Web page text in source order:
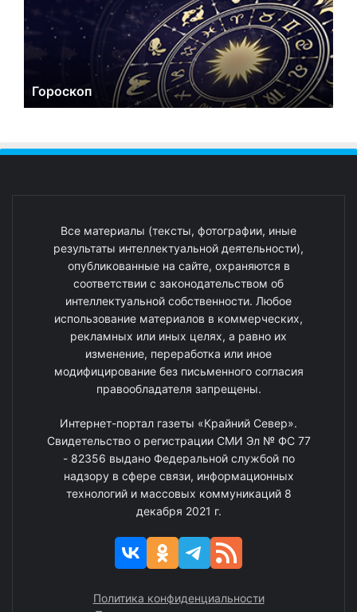
Гороскоп
Все материалы (тексты, фотографии, иные
результаты интеллектуальной деятельности),
опубликованные на сайте, охраняются в
соответствии с законодательством об
интеллектуальной собственности. Любое
использование материалов в коммерческих,
рекламных или иных целях, а равно их
изменение, переработка или иное
модифицирование без письменного согласия
правообладателя запрещены.
Интернет-портал газеты «Крайний Север».
Свидетельство о регистрации СМИ Эл № ФС 77
- 82356 выдано Федеральной службой по
надзору в сфере связи, информационных
технологий и массовых коммуникаций 8
декабря 2021 г.
Политика конфиденциальности